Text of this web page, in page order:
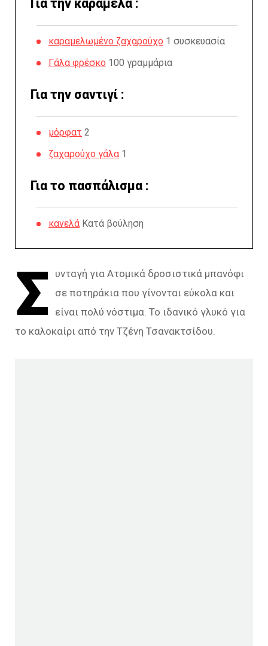
Για την καραμέλα :
καραμελωμένο ζαχαρούχο 1 συσκευασία
Γάλα φρέσκο 100 γραμμάρια
Για την σαντιγί :
μόρφατ 2
ζαχαρούχο γάλα 1
Για το πασπάλισμα :
κανελά Κατά βούληση
Σ
υνταγή για Ατομικά δροσιστικά μπανόφι
σε ποτηράκια που γίνονται εύκολα και
είναι πολύ νόστιμα. Το ιδανικό γλυκό για
το καλοκαίρι από την Τζένη Τσανακτσίδου.